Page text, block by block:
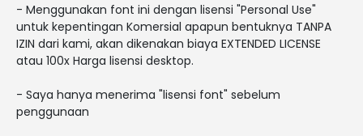
- Menggunakan font ini dengan lisensi "Personal Use"
untuk kepentingan Komersial apapun bentuknya TANPA
IZIN dari kami, akan dikenakan biaya EXTENDED LICENSE
atau 100x Harga lisensi desktop.
- Saya hanya menerima "lisensi font" sebelum
penggunaan